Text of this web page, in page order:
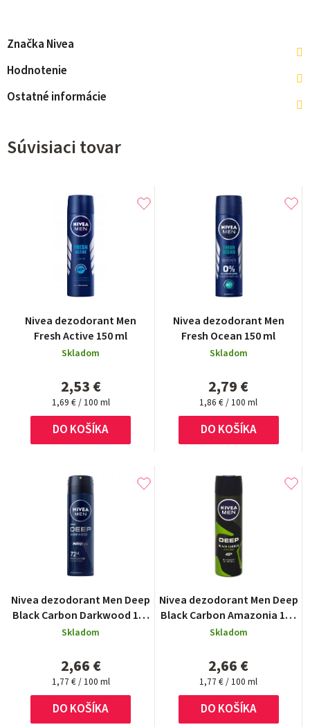
Značka Nivea
Hodnotenie
Ostatné informácie
Súvisiaci tovar
Nivea dezodorant Men
Fresh Active 150 ml
Skladom
2,53 €
Jednotková
cena:
1,69 € / 100 ml
DO KOŠÍKA
Nivea dezodorant Men
Fresh Ocean 150 ml
Skladom
2,79 €
Jednotková
cena:
1,86 € / 100 ml
DO KOŠÍKA
Nivea dezodorant Men Deep
Black Carbon Darkwood 150
ml
Skladom
2,66 €
Jednotková
cena:
1,77 € / 100 ml
DO KOŠÍKA
Nivea dezodorant Men Deep
Black Carbon Amazonia 150
ml
Skladom
2,66 €
Jednotková
cena:
1,77 € / 100 ml
DO KOŠÍKA